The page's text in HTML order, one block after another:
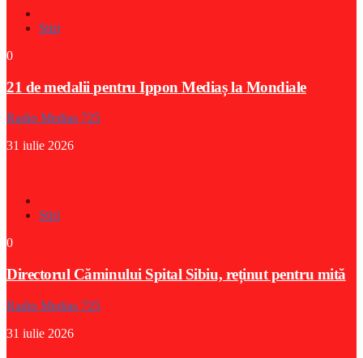
Stiri
0
21 de medalii pentru Ippon Mediaș la Mondiale
Radio Medias 725
31 iulie 2026
Stiri
0
Directorul Căminului Spital Sibiu, reținut pentru mită
Radio Medias 725
31 iulie 2026